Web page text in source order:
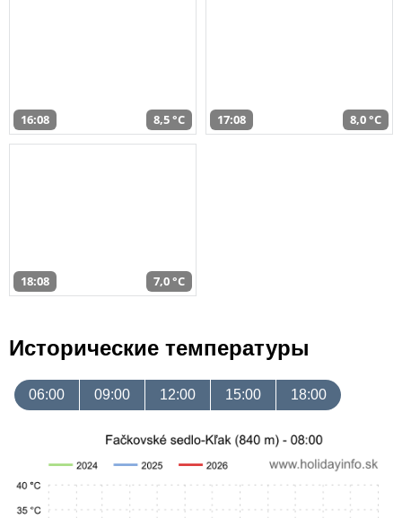
16:08 8,5 °C 17:08 8,0 °C
18:08 7,0 °C
Исторические температуры
06:00 09:00 12:00 15:00 18:00